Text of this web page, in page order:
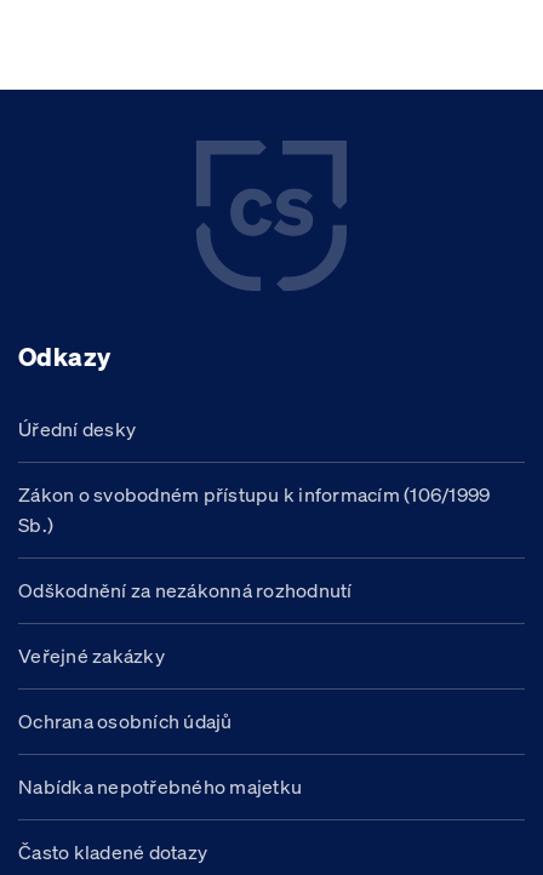
Odkazy
Úřední desky
Zákon o svobodném přístupu k informacím (106/1999
Sb.)
Odškodnění za nezákonná rozhodnutí
Veřejné zakázky
Ochrana osobních údajů
Nabídka nepotřebného majetku
Často kladené dotazy